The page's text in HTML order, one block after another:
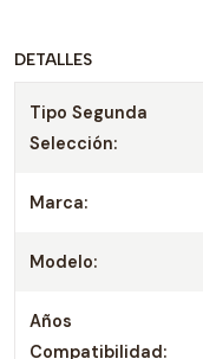
DETALLES
Tipo Segunda
Selección:
Marca:
Modelo:
Años
Compatibilidad: